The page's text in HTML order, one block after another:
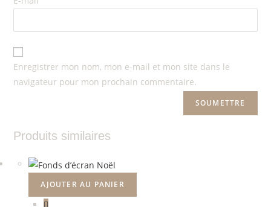
Enregistrer mon nom, mon e-mail et mon site dans le
navigateur pour mon prochain commentaire.
Produits similaires
AJOUTER AU PANIER